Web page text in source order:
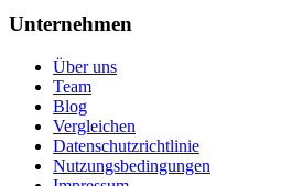
Unternehmen
Über uns
Team
Blog
Vergleichen
Datenschutzrichtlinie
Nutzungsbedingungen